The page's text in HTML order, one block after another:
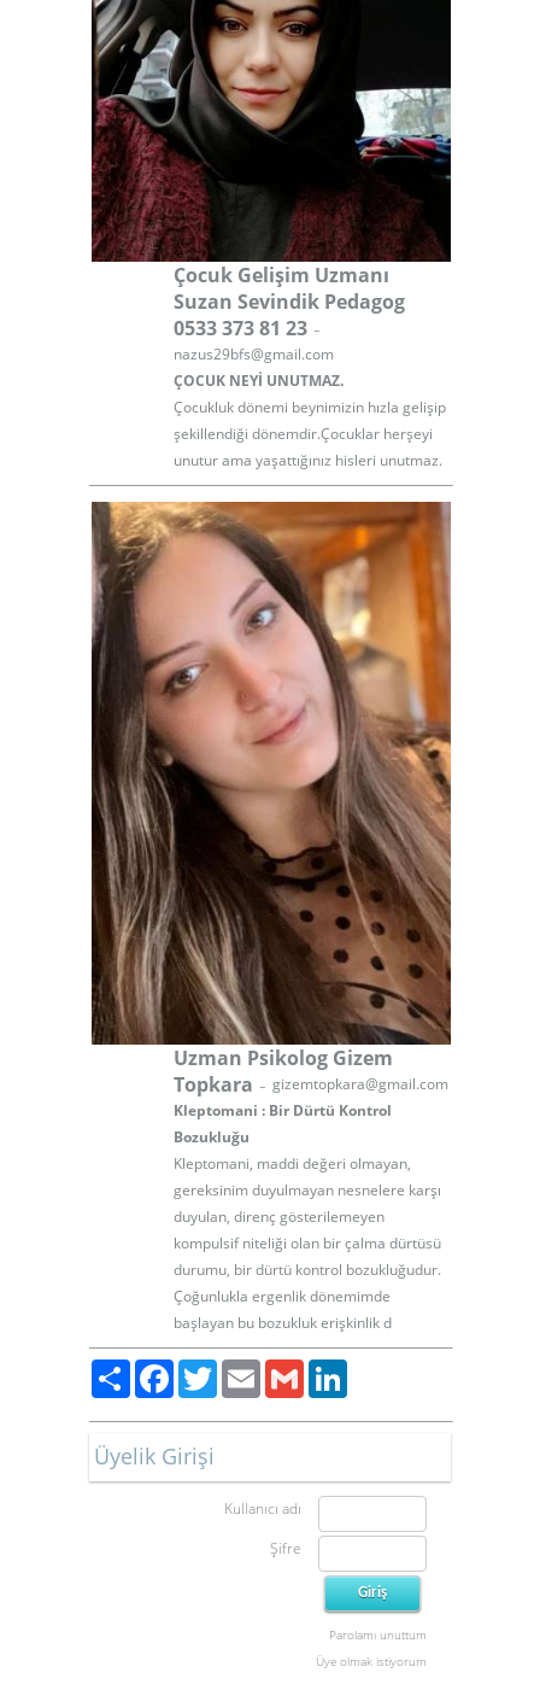
Çocuk Gelişim Uzmanı
Suzan Sevindik Pedagog
0533 373 81 23 -
nazus29bfs@gmail.com
ÇOCUK NEYİ UNUTMAZ.
Çocukluk dönemi beynimizin hızla gelişip
şekillendiği dönemdir.Çocuklar herşeyi
unutur ama yaşattığınız hisleri unutmaz.
Uzman Psikolog Gizem
Topkara - gizemtopkara@gmail.com
Kleptomani : Bir Dürtü Kontrol
Bozukluğu
Kleptomani, maddi değeri olmayan,
gereksinim duyulmayan nesnelere karşı
duyulan, direnç gösterilemeyen
kompulsif niteliği olan bir çalma dürtüsü
durumu, bir dürtü kontrol bozukluğudur.
Çoğunlukla ergenlik dönemimde
başlayan bu bozukluk erişkinlik d
PaylaşFacebook
TwitterEmailGmail
Üyelik Girişi
Kullanıcı adı
Şifre
Parolamı unuttum
Üye olmak istiyorum